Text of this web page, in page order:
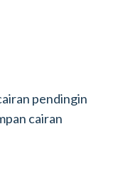
pendingin
cairan